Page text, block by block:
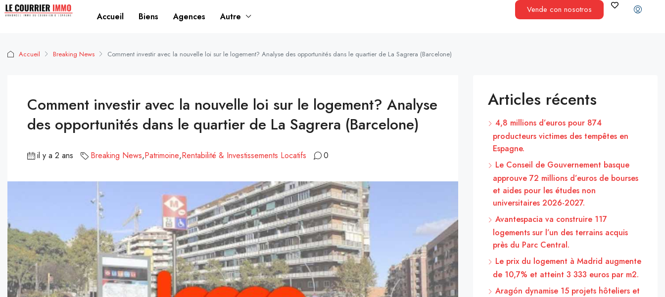
Accueil Biens Agences Autre
Vende con nosotros
Accueil Breaking News Comment investir avec la nouvelle loi sur le logement? Analyse des opportunités dans le quartier de La Sagrera (Barcelone)
Comment investir avec la nouvelle loi sur le logement? Analyse
des opportunités dans le quartier de La Sagrera (Barcelone)
il y a 2 ans Breaking News,Patrimoine,Rentabilité & Investissements Locatifs 0
Articles récents
4,8 millions d’euros pour 874
producteurs victimes des tempêtes en
Espagne.
Le Conseil de Gouvernement basque
approuve 72 millions d’euros de bourses
et aides pour les études non
universitaires 2026-2027.
Avantespacia va construire 117
logements sur l’un des terrains acquis
près du Parc Central.
Le prix du logement à Madrid augmente
de 10,7% et atteint 3 333 euros par m2.
Aragón dynamise 15 projets hôteliers et